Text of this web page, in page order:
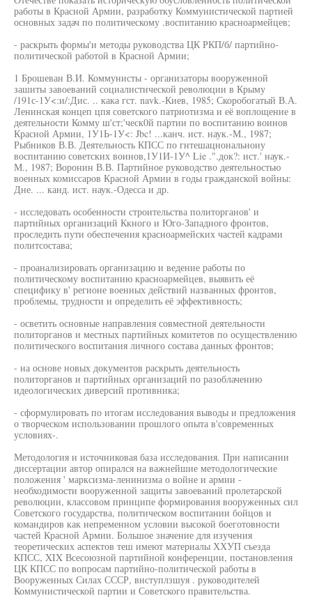
работы в Красной Армии, разработку Коммунистической партией
основных задач по политическому .воспитанию красноармейцев;
- раскрыть формы'и методы руководства ЦК РКП/б/ партийно-
политической работой в Красной Армии;
1 Брошеван В.И. Коммунисты - организаторы вооруженной
зашиты завоеваний социалистической революции в Крыму
/191с-1У<:и/:Дис. .. кака гст. navk.-Киев, 1985; Скоробогатый В.А.
Ленинская концеп цпя советского патриотизма и её воплощение в
деятельности Комму ш'ст;'ческ0й партии по воспитанию воинов
Красной Армии, 1У1Ь-1У<: Jbc! ...канч. ист. наук.-М., 1987;
Рыбников В.В. Деятельность КПСС по гнтешацнональноиу
воспитанию советских воинов,1У1И-1У^ Lie .".док?: ист.' наук.-
М., 1987; Воронин В.В. Партийное руководство деятельностью
военных комиссаров Красной Армии в годы гражданской войны:
Дне. ... канд. ист. наук.-Одесса и др.
- исследовать особенности строительства политорганов' и
партийных организаций Ккного и Юго-Западного фронтов,
проследить пути обеспечения красноармейских частей кадрами
политсостава;
- проанализировать организацию и ведение работы по
политическому воспитанию красноармейцев, выявить её
специфику в' регионе военных действий названных фронтов,
проблемы, трудности и определить её эффективность;
- осветить основные направления совместной деятельности
политорганов и местных партийных комитетов по осуществлению
политического воспитания личного состава данных фронтов;
- на основе новых документов раскрыть деятельность
политорганов и партийных организаций по разоблачению
идеологических диверсий противника;
- сформулировать по итогам исследования выводы и предложения
о творческом использовании прошлого опыта в'современных
условиях-.
Методология и источниковая база исследования. При написании
диссертации автор опирался на важнейшие методологические
положения ' марксизма-ленинизма о войне и армии -
необходимости вооруженной защиты завоеваний пролетарской
революции, классовом принципе формирования вооруженных сил
Советского государства, политическом воспитании бойцов и
командиров как непременном условии высокой боеготовности
частей Красной Армии. Большое значение для изучения
теоретических аспектов теш имеют материалы ХХУП съезда
КПСС, XIX Всесоюзной партийной конференции, постановления
ЦК КПСС по вопросам партийно-политической работы в
Вооруженных Силах СССР, внступлзшуя . руководителей
Коммунистической партии и Советского правительства.